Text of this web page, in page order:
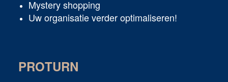
Mystery shopping
Uw organisatie verder optimaliseren!
PROTURN